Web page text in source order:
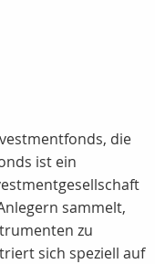
die
ist ein
sammelt,
zu
sich speziell auf